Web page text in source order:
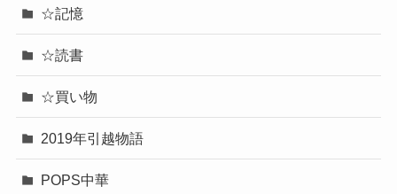
☆記憶
☆読書
☆買い物
2019年引越物語
POPS中華